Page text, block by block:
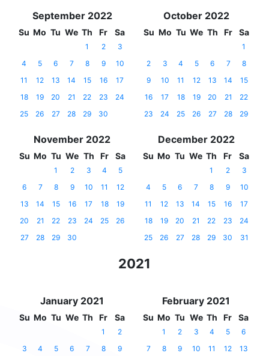
September 2022
Su Mo Tu We Th Fr Sa
1 2
3
4
5 6 7 8 9
10
11
12 13 14 15 16
17
18
19 20 21 22 23
24
25
26 27 28 29 30
October 2022
Su Mo Tu We Th Fr Sa
1
2
3 4 5 6 7
8
9
10 11 12 13 14
15
16
17 18 19 20 21
22
23
24 25 26 27 28 29
November 2022
Su Mo Tu We Th Fr Sa
1 2 3 4
5
6
7 8 9 10 11
12
13
14 15 16 17 18
19
20
21 22 23 24 25
26
27
28 29 30
December 2022
Su Mo Tu We Th Fr Sa
1 2
3
4
5 6 7 8 9
10
11
12 13 14 15 16
17
18
19 20 21 22 23
24
25
26 27 28 29 30 31
2021
January 2021
Su Mo Tu We Th Fr Sa
1
2
3
4 5 6 7 8 9
February 2021
Su Mo Tu We Th Fr Sa
1 2 3 4 5
6
7
8 9 10 11 12 13